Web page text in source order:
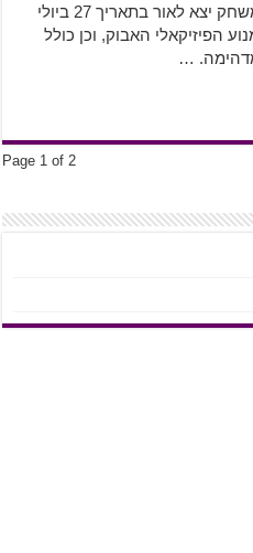
בעיר סיאול שבדרום קוריאה. המשחק יצא לאור בתאריך 27 ביולי
הפיזיקאלי האבוק, וכן כולל
…
Page 1 of 2